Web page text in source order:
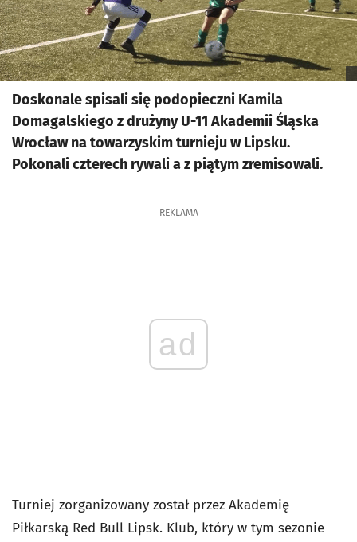
Doskonale spisali się podopieczni Kamila
Domagalskiego z drużyny U-11 Akademii Śląska
Wrocław na towarzyskim turnieju w Lipsku.
Pokonali czterech rywali a z piątym zremisowali.
REKLAMA
ad
Turniej zorganizowany został przez Akademię
Piłkarską Red Bull Lipsk. Klub, który w tym sezonie